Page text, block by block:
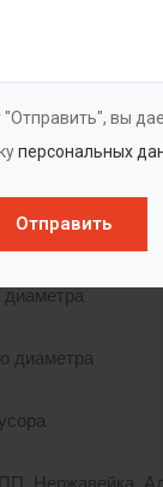
вы
персональных
Отправить
диаметра
диаметра